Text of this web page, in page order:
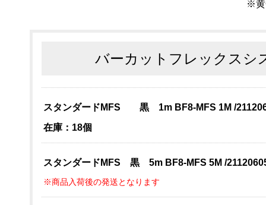
※黄
バーカットフレックス
スタンダードMFS 黒 1m BF8-MFS 1M /
在庫：18個
スタンダードMFS 黒 5m BF8-MFS 5M /
※商品入荷後の発送となります